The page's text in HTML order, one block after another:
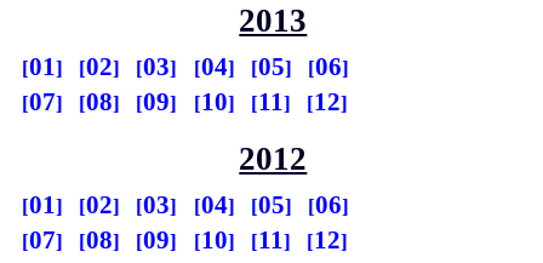
2013
01 02 03 04 05
06
07
08 09 10 11 12
2012
01 02 03 04 05
06
07
08 09 10 11 12